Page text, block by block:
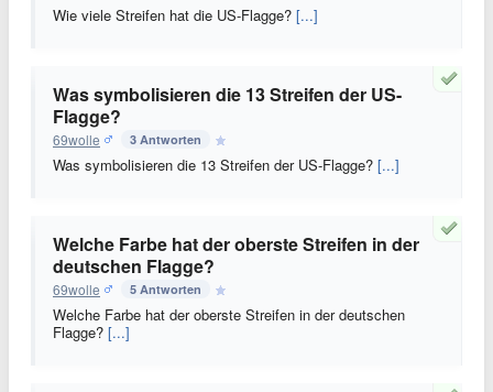
Wie viele Streifen hat die US-Flagge? [...]
Was symbolisieren die 13 Streifen der US-
Flagge?
69wolle 3 Antworten
Was symbolisieren die 13 Streifen der US-Flagge? [...]
Welche Farbe hat der oberste Streifen in der
deutschen Flagge?
69wolle 5 Antworten
Welche Farbe hat der oberste Streifen in der deutschen
Flagge? [...]